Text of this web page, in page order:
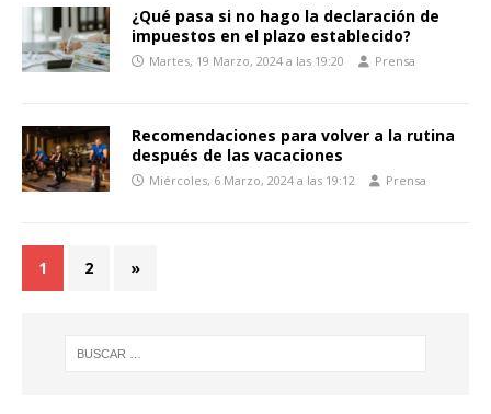
¿Qué pasa si no hago la declaración de
impuestos en el plazo establecido?
Martes, 19 Marzo, 2024 a las 19:20 Prensa
Recomendaciones para volver a la rutina
después de las vacaciones
Miércoles, 6 Marzo, 2024 a las 19:12 Prensa
1 2 »